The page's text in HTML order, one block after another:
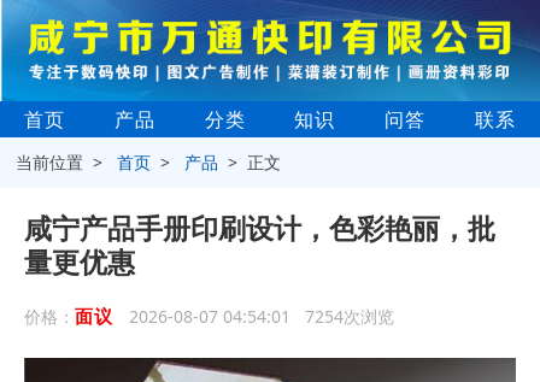
首页 产品 分类 知识 问答 联系
当前位置 >首页 > 产品 > 正文
咸宁产品手册印刷设计，色彩艳丽，批
量更优惠
价格： 面议 2026-08-07 04:54:01 7254次浏览